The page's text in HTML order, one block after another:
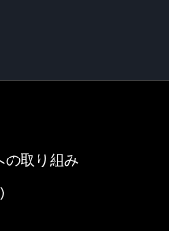
の取り組み